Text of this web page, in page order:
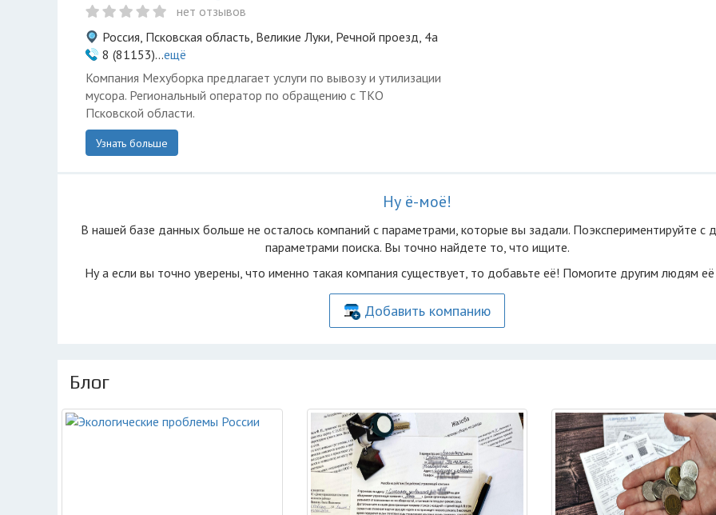
нет отзывов
Россия, Псковская область, Великие Луки, Речной проезд, 4а
8 (81153)...ещё
Компания Мехуборка предлагает услуги по вывозу и утилизации
мусора. Региональный оператор по обращению с ТКО
Псковской области.
Узнать больше
Ну ё-моё!
В нашей базе данных больше не осталоcь компаний с параметрами, которые вы задали. Поэкспериментируйте с
параметрами поиска. Вы точно найдете то, что ищите.
Ну а если вы точно уверены, что именно такая компания существует, то добавьте её! Помогите другим людям
Добавить компанию
Блог